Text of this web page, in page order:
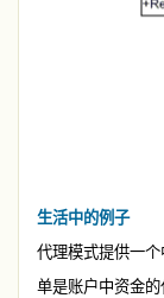
生活中的例子
代理模式提供一
单是账户中资金